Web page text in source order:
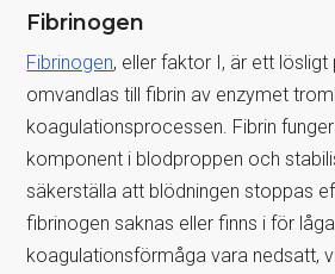
Fibrinogen
Fibrinogen, eller faktor I, är ett
omvandlas till fibrin av enzymet
koagulationsprocessen. Fibrin
komponent i blodproppen och
säkerställa att blödningen stoppas
fibrinogen saknas eller finns i för
koagulationsförmåga vara nedsatt,